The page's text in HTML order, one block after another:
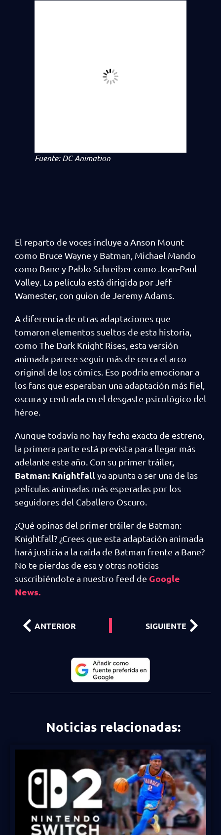
Fuente: DC Animation
El reparto de voces incluye a Anson Mount
como Bruce Wayne y Batman, Michael Mando
como Bane y Pablo Schreiber como Jean-Paul
Valley. La película está dirigida por Jeff
Wamester, con guion de Jeremy Adams.
A diferencia de otras adaptaciones que
tomaron elementos sueltos de esta historia,
como The Dark Knight Rises, esta versión
animada parece seguir más de cerca el arco
original de los cómics. Eso podría emocionar a
los fans que esperaban una adaptación más fiel,
oscura y centrada en el desgaste psicológico del
héroe.
Aunque todavía no hay fecha exacta de estreno,
la primera parte está prevista para llegar más
adelante este año. Con su primer tráiler,
Batman: Knightfallya apunta a ser una de las
películas animadas más esperadas por los
seguidores del Caballero Oscuro.
¿Qué opinas del primer tráiler de Batman:
Knightfall? ¿Crees que esta adaptación animada
hará justicia a la caída de Batman frente a Bane?
No te pierdas de esa y otras noticias
suscribiéndote a nuestro feed de Google
News.
ANTERIOR SIGUIENTE
Noticias relacionadas: